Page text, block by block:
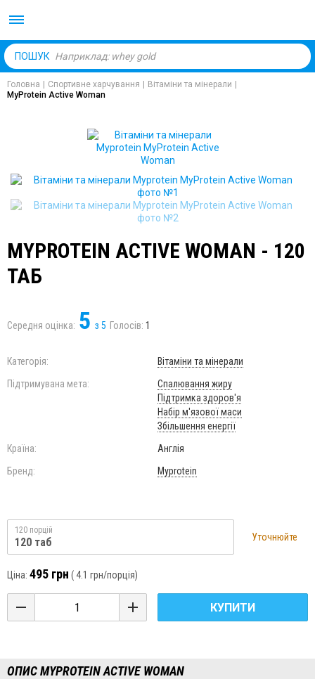
ПОШУК
Головна Спортивне харчування Вітаміни та мінерали
MyProtein Active Woman
MYPROTEIN ACTIVE WOMAN - 120
ТАБ
Середня оцінка: 5 з 5 Голосів: 1
Категорія:
Вітаміни та мінерали
Підтримувана мета:
Спалювання жиру
Підтримка здоров'я
Набір м'язової маси
Збільшення енергії
Країна:
Англія
Бренд:
Myprotein
120 порцій
120 таб Уточнюйте
Ціна: 495 грн (4.1 грн/порція)
КУПИТИ
ОПИС MYPROTEIN ACTIVE WOMAN